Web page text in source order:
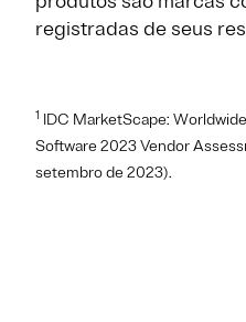
registradas de seus
1 IDC MarketScape:
Software 2023 Vendor
setembro de 2023).